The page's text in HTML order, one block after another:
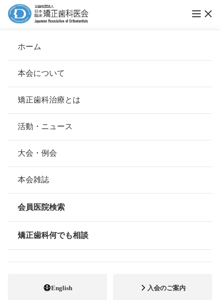
ホーム
本会について
会長挨拶
基本理念
組織について
本会の歴史
情報公開
矯正歯科治療とは
安心して治療を受けていただくための「6つの指針」
安心できる矯正歯科治療契約のための「7つの提言」
矯正歯科治療について
活動・ニュース
大会・例会
本会雑誌
会員医院検索
矯正歯科何でも相談
English 入会のご案内
ホーム 何でも相談
治療中に妊娠したら、どうなりますか？
矯正装置をつけている段階なら、特別な
問題はなにもありません。
すでに矯正装置をつけて動的治療をしているのであれ
通常は臨月までは通常どおり治療を進め、来院間隔を空